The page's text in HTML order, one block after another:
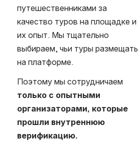
путешественниками за
качество туров на площадке и
их опыт. Мы тщательно
выбираем, чьи туры размещать
на платформе.
только с опытными
организаторами, которые
прошли внутреннюю
верификацию.